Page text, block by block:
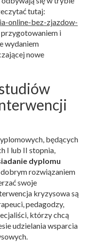
tutaj:
online-bez-zjazdow-
przygotowaniem i
wydaniem
nowe
będących
I lub II stopnia,
dyplomu
dobrym rozwiązaniem
swoje
kryzysowa są
pedagodzy,
którzy chcą
udzielania wsparcia